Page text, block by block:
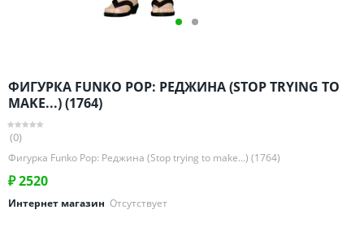
Рязанская область
Саратовская область
Свердловская область
Ставропольский край
Тамбовская область
Татарстан
ФИГУРКА FUNKO POP: РЕДЖИНА (STOP TRYING TO
MAKE...) (1764)
(0)
Фигурка Funko Pop: Реджина (Stop trying to make...) (1764)
₽2520
Интернет магазин Отсутствует